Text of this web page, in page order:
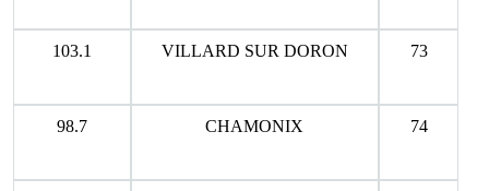
103.1 VILLARD SUR DORON 73
98.7 CHAMONIX 74